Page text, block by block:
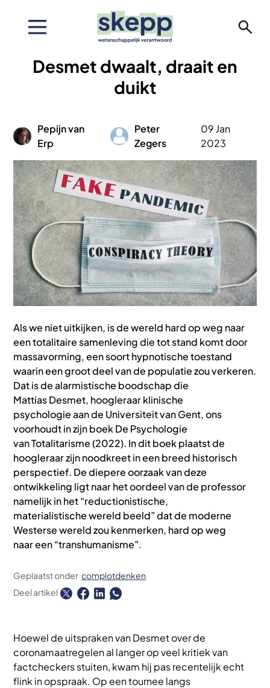
Desmet dwaalt, draait en
duikt
Afbeelding
Pepijn van
Erp
Afbeelding
Peter
Zegers
09 Jan
2023
Afbeelding
Als we niet uitkijken, is de wereld hard op weg naar
een totalitaire samenleving die tot stand komt door
massavorming, een soort hypnotische toestand
waarin een groot deel van de populatie zou verkeren.
Dat is de alarmistische boodschap die
Mattias Desmet, hoogleraar klinische
psychologie aan de Universiteit van Gent, ons
voorhoudt in zijn boek De Psychologie
van Totalitarisme (2022). In dit boek plaatst de
hoogleraar zijn noodkreet in een breed historisch
perspectief. De diepere oorzaak van deze
ontwikkeling ligt naar het oordeel van de professor
namelijk in het “reductionistische,
materialistische wereld beeld” dat de moderne
Westerse wereld zou kenmerken, hard op weg
naar een “transhumanisme”.
Geplaatst onder complotdenken
Deel artikel
Hoewel de uitspraken van Desmet over de
coronamaatregelen al langer op veel kritiek van
factcheckers stuiten, kwam hij pas recentelijk echt
flink in opspraak. Op een tournee langs